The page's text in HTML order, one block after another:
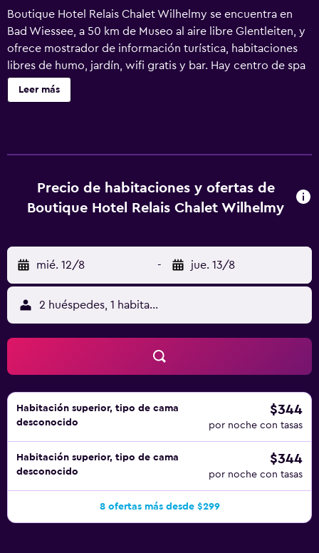
Boutique Hotel Relais Chalet Wilhelmy se encuentra en
Bad Wiessee, a 50 km de Museo al aire libre Glentleiten, y
ofrece mostrador de información turística, habitaciones
libres de humo, jardín, wifi gratis y bar. Hay centro de spa
y servicio de alquiler de coches. El hotel tiene sauna,
piscina al aire libre abierta todo el año y terraza, además
de Múnich) está a 81 km, y el alojamiento ofrece servicio
de traslado de pago para ir o volver del aeropuerto.
Leer más
Precio de habitaciones y ofertas de
Boutique Hotel Relais Chalet Wilhelmy
mié. 12/8 - jue. 13/8
2 huéspedes, 1 habitación
Habitación superior, tipo de cama
desconocido
$344
por noche con tasas
Habitación superior, tipo de cama
desconocido
$344
por noche con tasas
8 ofertas más desde $299